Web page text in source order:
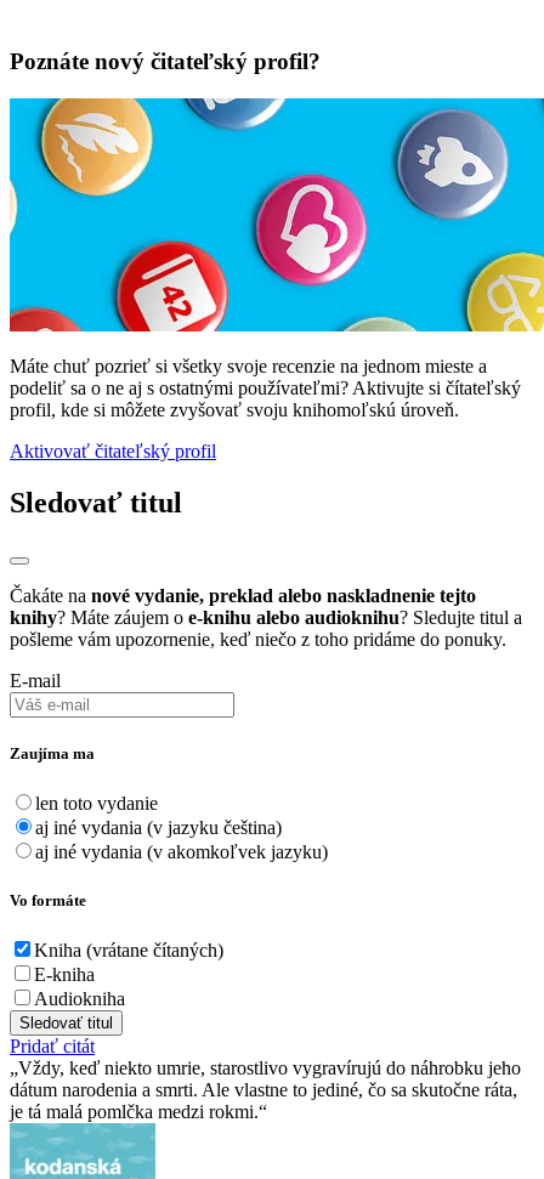
Poznáte nový čitateľský profil?
Máte chuť pozrieť si všetky svoje recenzie na jednom mieste a
podeliť sa o ne aj s ostatnými používateľmi? Aktivujte si čítateľský
profil, kde si môžete zvyšovať svoju knihomoľskú úroveň.
Aktivovať čitateľský profil
Sledovať titul
Čakáte na nové vydanie, preklad alebo naskladnenie tejto
knihy? Máte záujem o e-knihu alebo audioknihu? Sledujte titul a
pošleme vám upozornenie, keď niečo z toho pridáme do ponuky.
E-mail
Zaujíma ma
len toto vydanie
aj iné vydania (v jazyku čeština)
aj iné vydania (v akomkoľvek jazyku)
Vo formáte
Kniha (vrátane čítaných)
E-kniha
Audiokniha
Sledovať titul
Pridať citát
Vždy, keď niekto umrie, starostlivo vygravírujú do náhrobku jeho
dátum narodenia a smrti. Ale vlastne to jediné, čo sa skutočne ráta,
je tá malá pomlčka medzi rokmi.